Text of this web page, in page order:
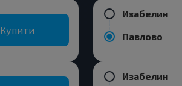
Купити
Изабелин
Павлово
Изабелин